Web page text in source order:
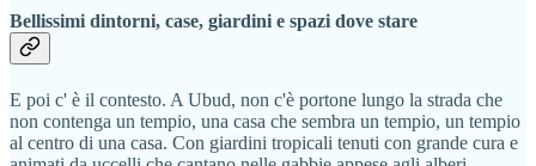
Bellissimi dintorni, case, giardini e spazi dove stare
E poi c' è il contesto. A Ubud, non c'è portone lungo la strada che
non contenga un tempio, una casa che sembra un tempio, un tempio
al centro di una casa. Con giardini tropicali tenuti con grande cura e